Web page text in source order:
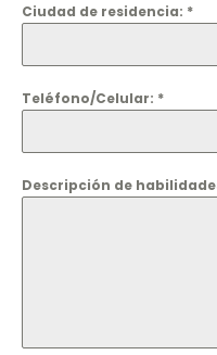
Ciudad de residencia: *
Teléfono/Celular: *
Descripción de